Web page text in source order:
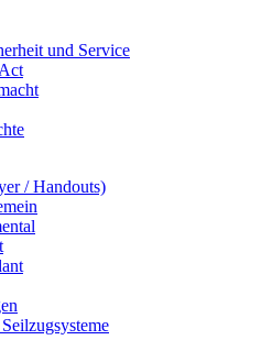
und Service
/ Handouts)